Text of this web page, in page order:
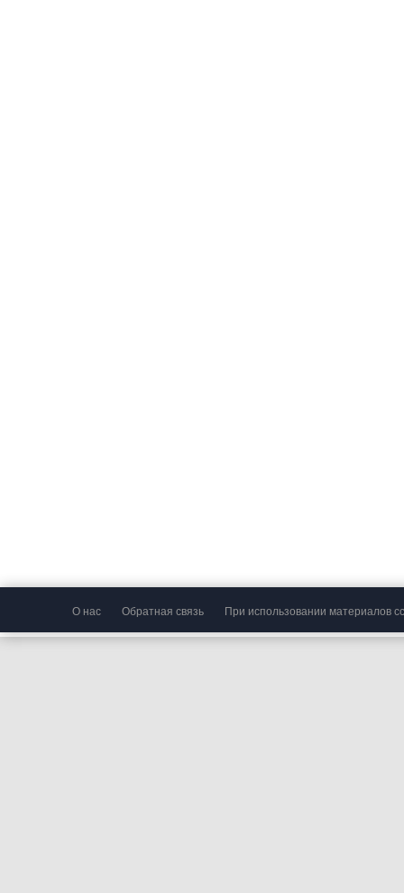
О нас Обратная связь При использовании материалов